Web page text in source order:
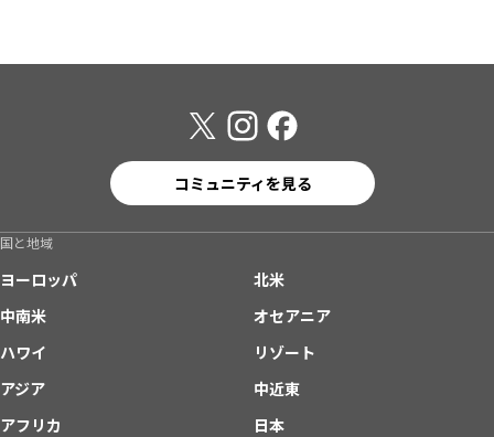
コミュニティを見る
国と地域
ヨーロッパ
北米
中南米
オセアニア
ハワイ
リゾート
アジア
中近東
アフリカ
日本